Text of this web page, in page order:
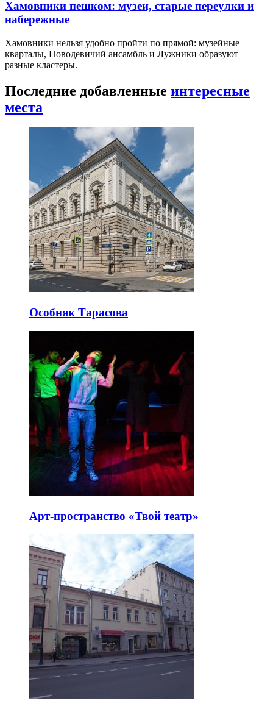
Хамовники пешком: музеи, старые переулки и
набережные
Хамовники нельзя удобно пройти по прямой: музейные
кварталы, Новодевичий ансамбль и Лужники образуют
разные кластеры.
Последние добавленные интересные
места
Особняк Тарасова
Арт-пространство «Твой театр»